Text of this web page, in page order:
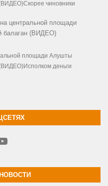
чиновники
центральной площади
балаган (ВИДЕО)
площади Алушты
деньги